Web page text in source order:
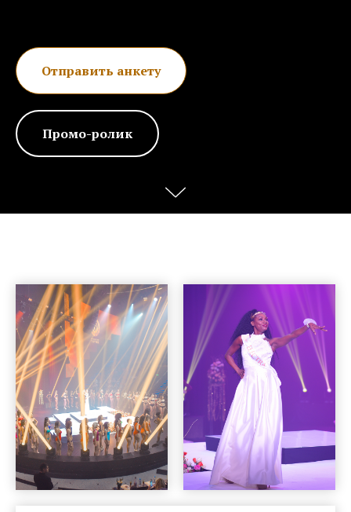
Отправить анкету
Промо-ролик